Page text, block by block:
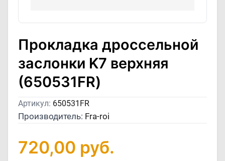
Прокладка дросcельной
заслонки K7 верхняя
(650531FR)
Артикул: 650531FR
Производитель: Fra-roi
720,00 руб.